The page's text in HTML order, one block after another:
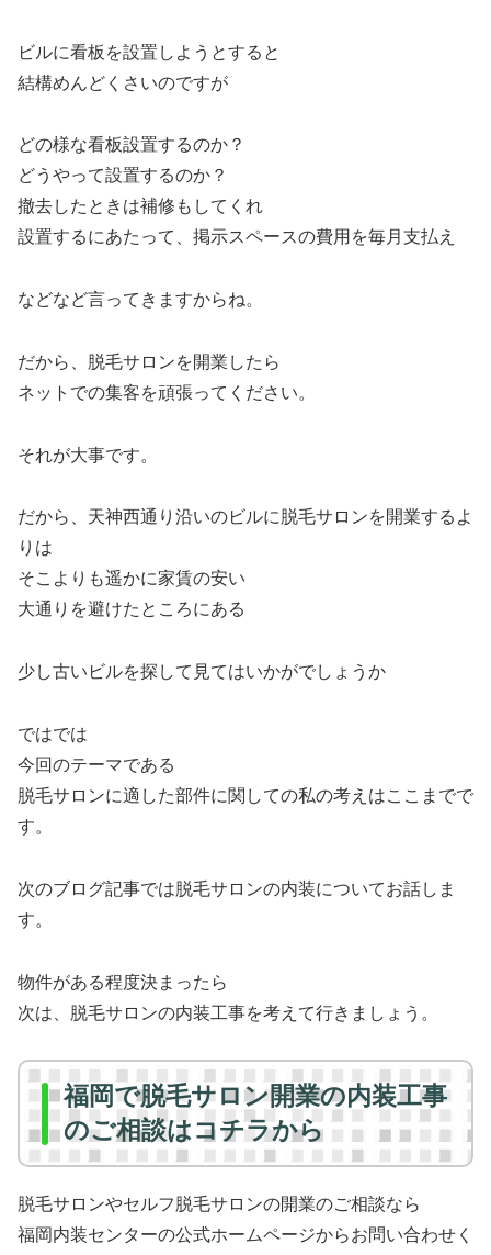
ビルに看板を設置しようとすると
結構めんどくさいのですが
どの様な看板設置するのか？
どうやって設置するのか？
撤去したときは補修もしてくれ
設置するにあたって、掲示スペースの費用を毎月支払え
などなど言ってきますからね。
だから、脱毛サロンを開業したら
ネットでの集客を頑張ってください。
それが大事です。
だから、天神西通り沿いのビルに脱毛サロンを開業するよ
りは
そこよりも遥かに家賃の安い
大通りを避けたところにある
少し古いビルを探して見てはいかがでしょうか
ではでは
今回のテーマである
脱毛サロンに適した部件に関しての私の考えはここまでで
す。
次のブログ記事では脱毛サロンの内装についてお話しま
す。
物件がある程度決まったら
次は、脱毛サロンの内装工事を考えて行きましょう。
福岡で脱毛サロン開業の内装工事
のご相談はコチラから
脱毛サロンやセルフ脱毛サロンの開業のご相談なら
福岡内装センターの公式ホームページからお問い合わせく